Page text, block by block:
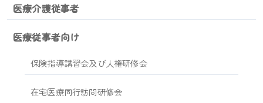
医療介護従事者
医療従事者向け
保険指導講習会及び人権研修会
在宅医療同行訪問研修会